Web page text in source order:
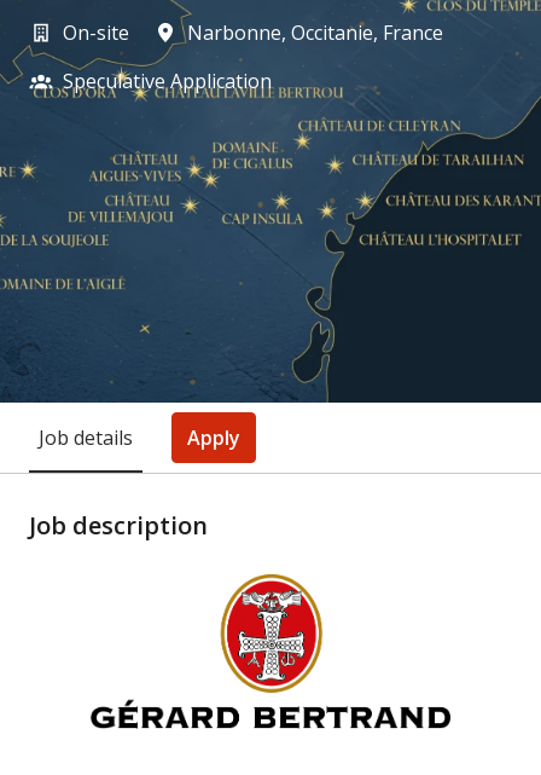
On-site Narbonne, Occitanie, France
Speculative Application
Job details Apply
Job description